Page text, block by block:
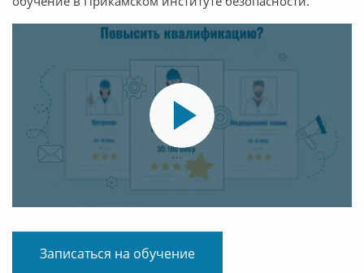
Записаться на обучение